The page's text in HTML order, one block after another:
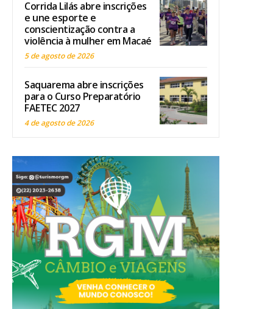
Corrida Lilás abre inscrições
e une esporte e
conscientização contra a
violência à mulher em Macaé
5 de agosto de 2026
Saquarema abre inscrições
para o Curso Preparatório
FAETEC 2027
4 de agosto de 2026